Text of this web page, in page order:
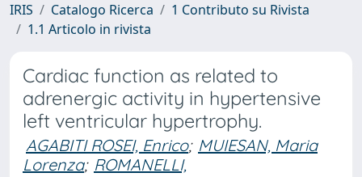
IRIS Catalogo Ricerca
1 Contributo su Rivista
1.1 Articolo in rivista
Cardiac function as related to
adrenergic activity in hypertensive
left ventricular hypertrophy.
AGABITI ROSEI, Enrico; MUIESAN, Maria
Lorenza; ROMANELLI,